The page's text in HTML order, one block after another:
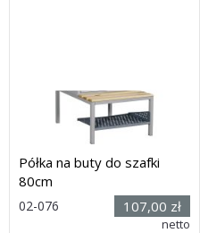
Półka na buty do szafki
80cm
02-076 107,00 zł
netto